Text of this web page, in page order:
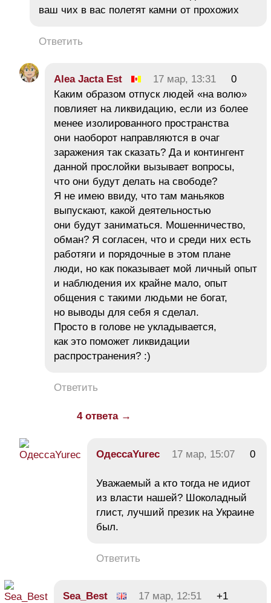
ваш чих в вас полетят камни от прохожих
Ответить
Alea Jacta Est 17 мар, 13:31
0
Каким образом отпуск людей «на волю»
повлияет на ликвидацию, если из более
менее изолированного пространства
они наоборот направляются в очаг
заражения так сказать? Да и контингент
данной прослойки вызывает вопросы,
что они будут делать на свободе?
Я не имею ввиду, что там маньяков
выпускают, какой деятельностью
они будут заниматься. Мошенничество,
обман? Я согласен, что и среди них есть
работяги и порядочные в этом плане
люди, но как показывает мой личный опыт
и наблюдения их крайне мало, опыт
общения с такими людьми не богат,
но выводы для себя я сделал.
Просто в голове не укладывается,
как это поможет ликвидации
распространения? :)
Ответить
4 ответа →
ОдессаYurec 17 мар, 15:07 0
Уважаемый а кто тогда не идиот
из власти нашей? Шоколадный
глист, лучший презик на Украине
был.
Ответить
Sea_Best 17 мар, 12:51
+1